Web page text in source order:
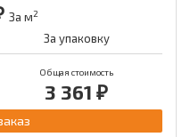
За м2
За упаковку
Общая стоимость
3 361 ₽